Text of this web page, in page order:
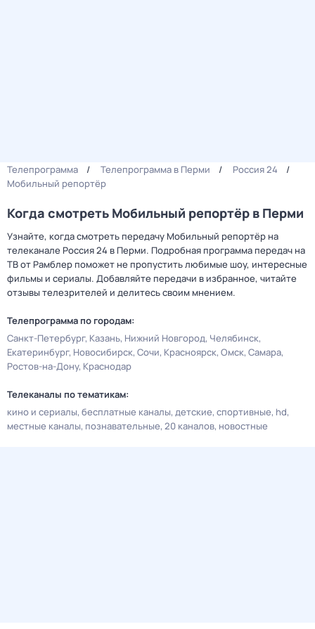
Телепрограмма Телепрограмма в Перми
Россия 24
Мобильный репортёр
Когда смотреть Мобильный репортёр в Перми
Узнайте, когда смотреть передачу Мобильный репортёр на
телеканале Россия 24 в Перми. Подробная программа передач на
ТВ от Рамблер поможет не пропустить любимые шоу, интересные
фильмы и сериалы. Добавляйте передачи в избранное, читайте
отзывы телезрителей и делитесь своим мнением.
Телепрограмма по городам:
Санкт-Петербург Казань Нижний Новгород Челябинск
Екатеринбург Новосибирск Сочи Красноярск Омск Самара
Ростов-на-Дону Краснодар
Телеканалы по тематикам:
кино и сериалы бесплатные каналы детские спортивные hd
местные каналы познавательные 20 каналов новостные